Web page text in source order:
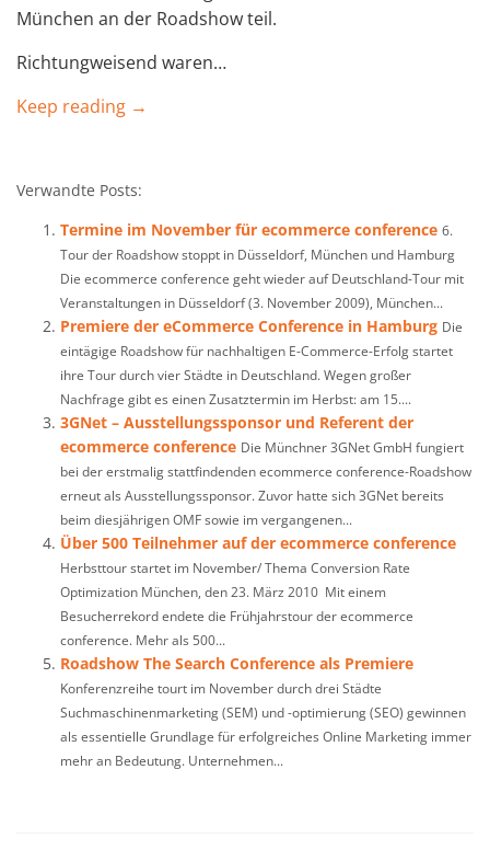
München an der Roadshow teil.
Richtungweisend waren…
Keep reading →
Verwandte Posts:
Termine im November für ecommerce conference 6.
Tour der Roadshow stoppt in Düsseldorf, München und Hamburg
Die ecommerce conference geht wieder auf Deutschland-Tour mit
Veranstaltungen in Düsseldorf (3. November 2009), München...
Premiere der eCommerce Conference in Hamburg Die
eintägige Roadshow für nachhaltigen E-Commerce-Erfolg startet
ihre Tour durch vier Städte in Deutschland. Wegen großer
Nachfrage gibt es einen Zusatztermin im Herbst: am 15....
3GNet – Ausstellungssponsor und Referent der
ecommerce conference Die Münchner 3GNet GmbH fungiert
bei der erstmalig stattfindenden ecommerce conference-Roadshow
erneut als Ausstellungssponsor. Zuvor hatte sich 3GNet bereits
beim diesjährigen OMF sowie im vergangenen...
Über 500 Teilnehmer auf der ecommerce conference
Herbsttour startet im November/ Thema Conversion Rate
Optimization München, den 23. März 2010 Mit einem
Besucherrekord endete die Frühjahrstour der ecommerce
conference. Mehr als 500...
Roadshow The Search Conference als Premiere
Konferenzreihe tourt im November durch drei Städte
Suchmaschinenmarketing (SEM) und -optimierung (SEO) gewinnen
als essentielle Grundlage für erfolgreiches Online Marketing immer
mehr an Bedeutung. Unternehmen...